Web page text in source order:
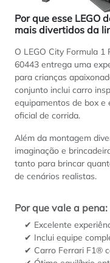
Por que esse LEGO
mais divertidos da
O LEGO City Formula
60443 entrega uma
para crianças
conjunto inclui carro
equipamentos de box e
oficial de corrida.
Além da montagem
imaginação e
tanto para brincar
de cenários realistas.
Por que vale a pena:
✔ Excelente
✔ Inclui equipe
✔ Carro Ferrari F1®